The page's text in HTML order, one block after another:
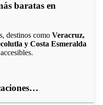
baratas en
destinos como Veracruz,
y Costa Esmeralda